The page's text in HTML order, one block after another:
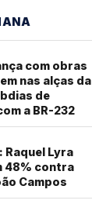
com obras
nas alças da
de
a BR-232
Raquel Lyra
48% contra
Campos